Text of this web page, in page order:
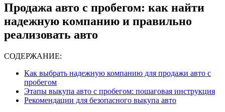
Продажа авто с пробегом: как найти
надежную компанию и правильно
реализовать авто
СОДЕРЖАНИЕ:
Как выбрать надежную компанию для продажи авто с
пробегом
Этапы выкупа авто с пробегом: пошаговая инструкция
Рекомендации для безопасного выкупа авто